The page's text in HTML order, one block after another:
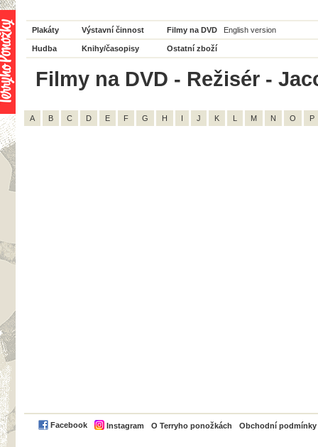
Plakáty Výstavní činnost Filmy na DVD English version
Hudba Knihy/časopisy Ostatní zboží
Filmy na DVD - Režisér -
A B C D E F G H I J K L M N O P
Facebook Instagram O Terryho ponožkách Obchodní podmínky
PayPal